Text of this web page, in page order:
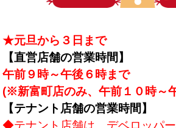
★元旦から３日まで
【直営店舗の営業時間】
午前９時～午後６時まで
(※新富町店のみ、午前１０時～
【テナント店舗の営業時間】
◆テナント店舗は、デベロッパ